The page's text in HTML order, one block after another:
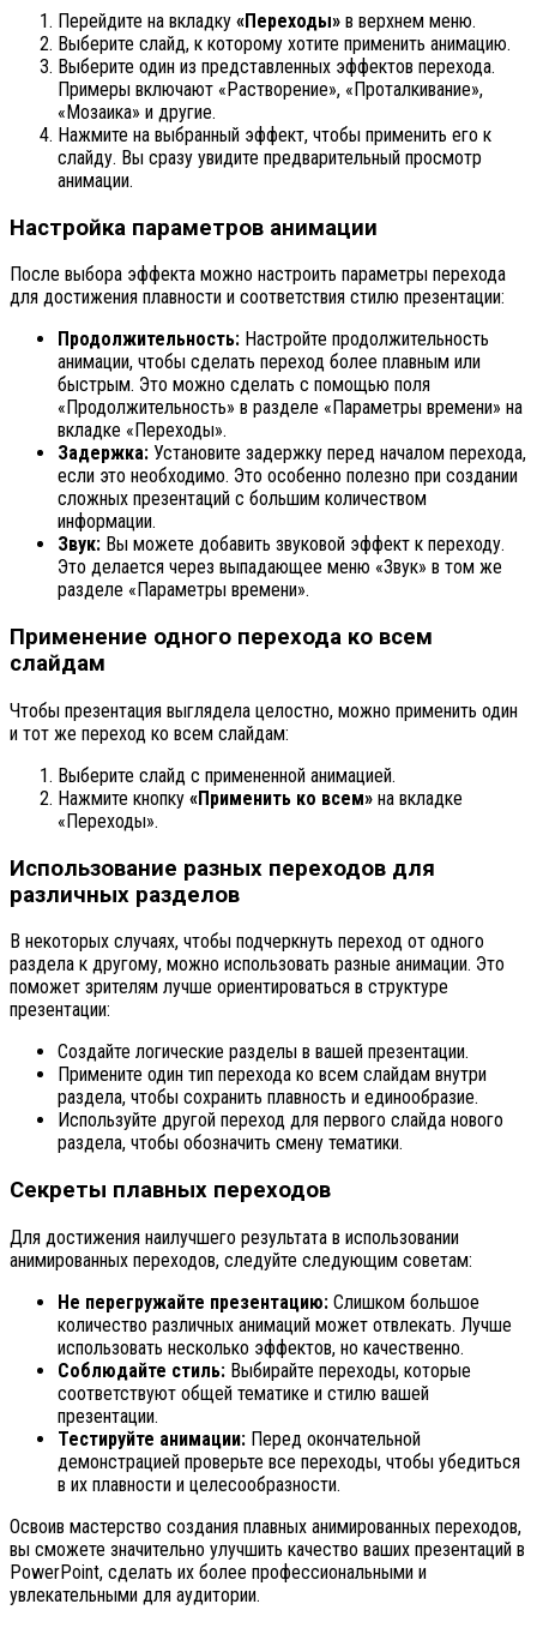
Перейдите на вкладку «Переходы» в верхнем меню.
Выберите слайд, к которому хотите применить анимацию.
Выберите один из представленных эффектов перехода.
Примеры включают «Растворение», «Проталкивание»,
«Мозаика» и другие.
Нажмите на выбранный эффект, чтобы применить его к
слайду. Вы сразу увидите предварительный просмотр
анимации.
Настройка параметров анимации
После выбора эффекта можно настроить параметры перехода
для достижения плавности и соответствия стилю презентации:
Продолжительность: Настройте продолжительность
анимации, чтобы сделать переход более плавным или
быстрым. Это можно сделать с помощью поля
«Продолжительность» в разделе «Параметры времени» на
вкладке «Переходы».
Задержка: Установите задержку перед началом перехода,
если это необходимо. Это особенно полезно при создании
сложных презентаций с большим количеством
информации.
Звук: Вы можете добавить звуковой эффект к переходу.
Это делается через выпадающее меню «Звук» в том же
разделе «Параметры времени».
Применение одного перехода ко всем
слайдам
Чтобы презентация выглядела целостно, можно применить один
и тот же переход ко всем слайдам:
Выберите слайд с примененной анимацией.
Нажмите кнопку «Применить ко всем» на вкладке
«Переходы».
Использование разных переходов для
различных разделов
В некоторых случаях, чтобы подчеркнуть переход от одного
раздела к другому, можно использовать разные анимации. Это
поможет зрителям лучше ориентироваться в структуре
презентации:
Создайте логические разделы в вашей презентации.
Примените один тип перехода ко всем слайдам внутри
раздела, чтобы сохранить плавность и единообразие.
Используйте другой переход для первого слайда нового
раздела, чтобы обозначить смену тематики.
Секреты плавных переходов
Для достижения наилучшего результата в использовании
анимированных переходов, следуйте следующим советам:
Не перегружайте презентацию: Слишком большое
количество различных анимаций может отвлекать. Лучше
использовать несколько эффектов, но качественно.
Соблюдайте стиль: Выбирайте переходы, которые
соответствуют общей тематике и стилю вашей
презентации.
Тестируйте анимации: Перед окончательной
демонстрацией проверьте все переходы, чтобы убедиться
в их плавности и целесообразности.
Освоив мастерство создания плавных анимированных переходов,
вы сможете значительно улучшить качество ваших презентаций в
PowerPoint, сделать их более профессиональными и
увлекательными для аудитории.